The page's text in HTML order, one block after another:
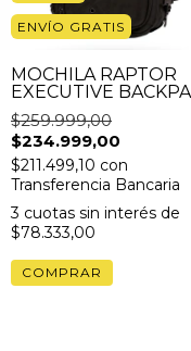
ENVÍO GRATIS
MOCHILA RAPTOR
EXECUTIVE
NEGRA + GRIPS DE
SILICONA Y
GRATIS
$259.999,00
$234.999,00
$211.499,10 con
Transferencia Bancaria
3 cuotas sin interés de
$78.333,00
COMPRAR